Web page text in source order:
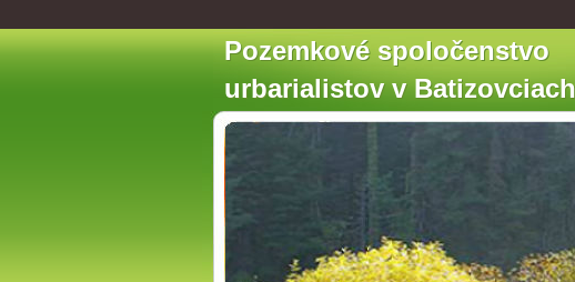
Pozemkové spoločenstvo
urbarialistov v Batizovciach